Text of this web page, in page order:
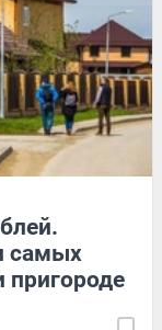
самых
пригороде